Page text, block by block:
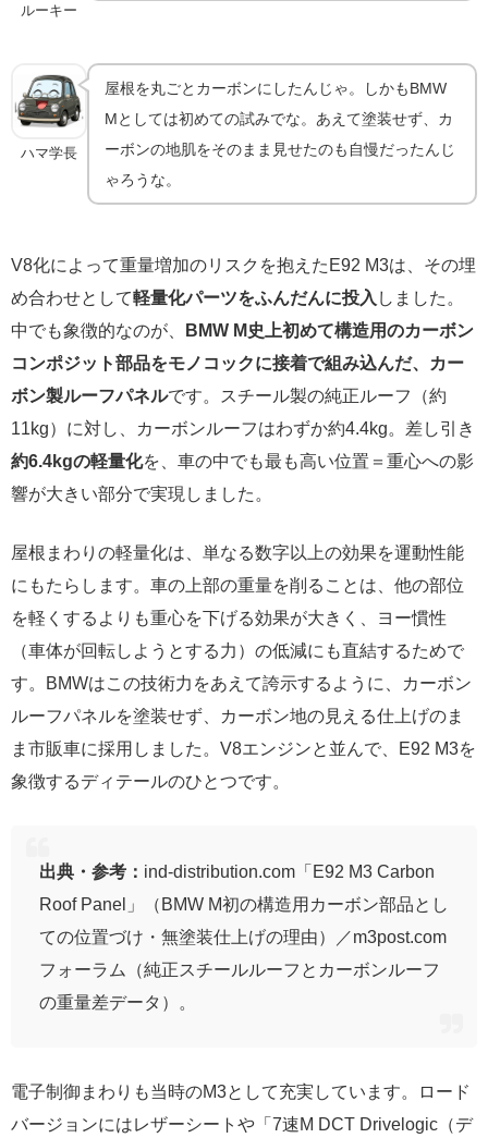
ルーキー
ハマ学長
屋根を丸ごとカーボンにしたんじゃ。しかもBMW
Mとしては初めての試みでな。あえて塗装せず、カ
ーボンの地肌をそのまま見せたのも自慢だったんじ
ゃろうな。
V8化によって重量増加のリスクを抱えたE92 M3は、その埋
め合わせとして軽量化パーツをふんだんに投入 しました。
中でも象徴的なのが、
BMW M史上初めて構造用のカーボン
コンポジット部品をモノコックに接着で組み込んだ、カー
ボン製ルーフパネルです。スチール製の純正ルーフ（約
11kg）に対し、カーボンルーフはわずか約4.4kg。差し引き
約6.4kgの軽量化を、車の中でも最も高い位置＝重心への影
響が大きい部分で実現しました。
屋根まわりの軽量化は、単なる数字以上の効果を運動性能
にもたらします。車の上部の重量を削ることは、他の部位
を軽くするよりも重心を下げる効果が大きく、ヨー慣性
（車体が回転しようとする力）の低減にも直結するためで
す。BMWはこの技術力をあえて誇示するように、カーボン
ルーフパネルを塗装せず、カーボン地の見える仕上げのま
ま市販車に採用しました。V8エンジンと並んで、E92 M3を
象徴するディテールのひとつです。
出典・参考： ind-distribution.com「E92 M3 Carbon
Roof Panel」（BMW M初の構造用カーボン部品とし
ての位置づけ・無塗装仕上げの理由）／m3post.com
フォーラム（純正スチールルーフとカーボンルーフ
の重量差データ）。
電子制御まわりも当時のM3として充実しています。ロード
バージョンにはレザーシートや「7速M DCT Drivelogic（デ